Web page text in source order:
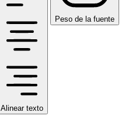
Alinear texto
Peso de la fuente